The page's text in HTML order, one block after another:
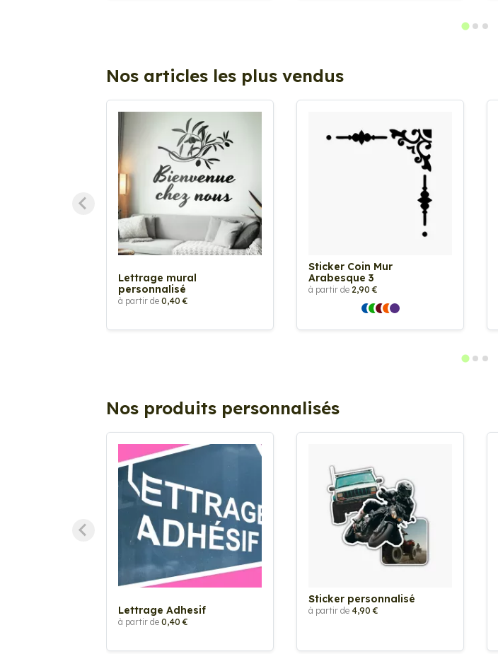
Nos articles les plus vendus
Lettrage mural
personnalisé
à partir de 0,40 €
Sticker Coin Mur
Arabesque 3
à partir de 2,90 €
Nos produits personnalisés
Lettrage Adhesif
à partir de 0,40 €
Sticker personnalisé
à partir de 4,90 €